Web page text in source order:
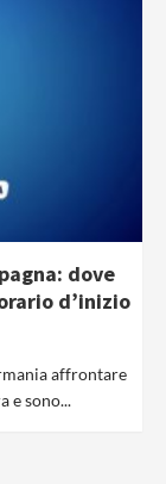
dove
d’inizio
affrontare
e sono...